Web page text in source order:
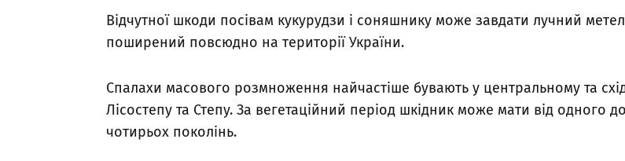
Відчутної шкоди посівам кукурудзи і соняшнику може завдати лучний
поширений повсюдно на території України.
Спалахи масового розмноження найчастіше бувають у центральному та
Лісостепу та Степу. За вегетаційний період шкідник може мати від одного до
чотирьох поколінь.